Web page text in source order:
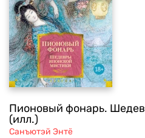
Пионовый фонарь.
(илл.)
Санъютэй Энтё